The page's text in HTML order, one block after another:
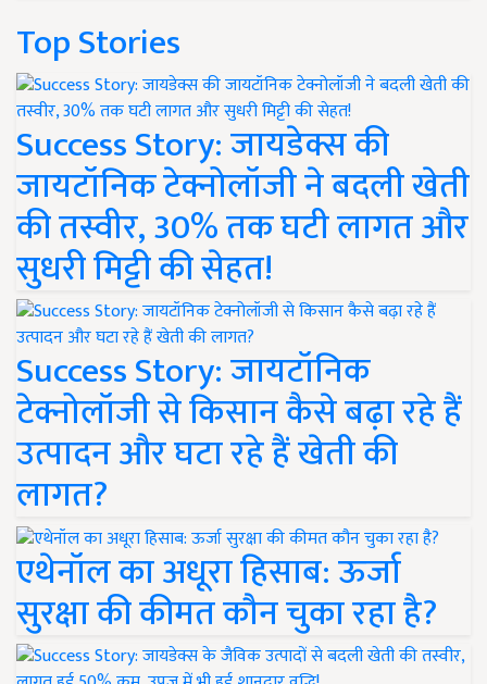
Top Stories
Success Story: जायडेक्स की
जायटॉनिक टेक्नोलॉजी ने बदली खेती
की तस्वीर, 30% तक घटी लागत और
सुधरी मिट्टी की सेहत!
Success Story: जायटॉनिक
टेक्नोलॉजी से किसान कैसे बढ़ा रहे हैं
उत्पादन और घटा रहे हैं खेती की
लागत?
एथेनॉल का अधूरा हिसाब: ऊर्जा
सुरक्षा की कीमत कौन चुका रहा है?